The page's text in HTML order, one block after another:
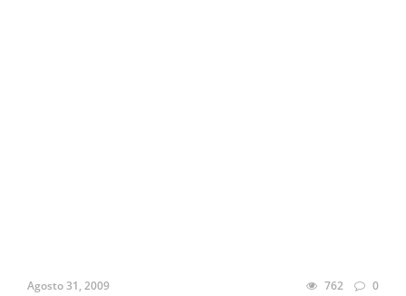
Agosto 31, 2009 762 0